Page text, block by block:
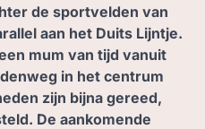
de sportvelden van
aan het Duits Lijntje.
mum van tijd vanuit
in het centrum
zijn bijna gereed,
De aankomende